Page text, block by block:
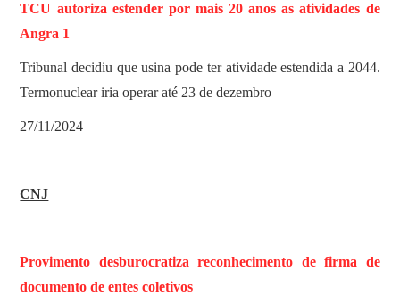
TCU autoriza estender por mais 20 anos as atividades de
Angra 1
Tribunal decidiu que usina pode ter atividade estendida a 2044.
Termonuclear iria operar até 23 de dezembro
27/11/2024
CNJ
Provimento desburocratiza reconhecimento de firma de
documento de entes coletivos